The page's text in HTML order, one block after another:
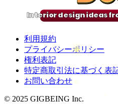
Interior design ideas
利用規約
プライバシーポリシー
権利表記
特定商取引法に基づく表
お問い合わせ
© 2025 GIGBEING Inc.